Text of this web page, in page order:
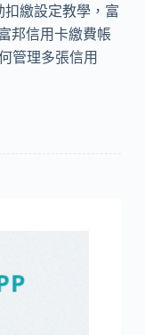
繳設定教學，富
邦信用卡繳費帳
管理多張信用